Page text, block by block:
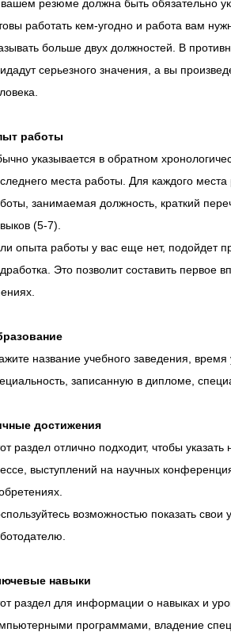
резюме должна быть обязательно
работать кем-угодно и работа вам
больше двух должностей. В
серьезного значения, а вы
работы
указывается в обратном
места работы. Для каждого
занимаемая должность, краткий
(5-7).
опыта работы у вас еще нет, подойдет
Это позволит составить первое
название учебного заведения, время
записанную в дипломе,
достижения
раздел отлично подходит, чтобы
выступлений на научных
возможностью показать свои
навыки
раздел для информации о навыках и
программами, владение